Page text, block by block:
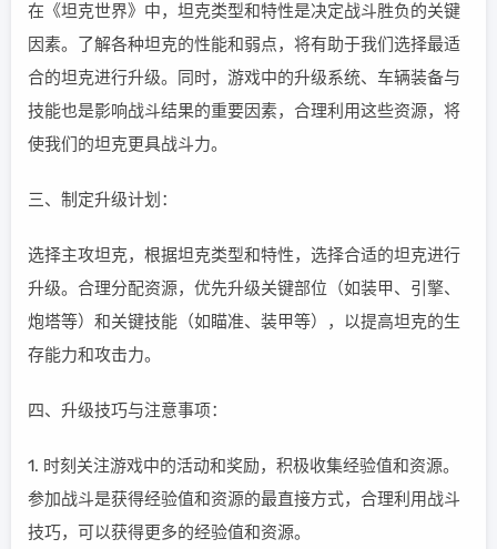
在《坦克世界》中，坦克类型和特性是决定战斗胜负的关键
因素。了解各种坦克的性能和弱点，将有助于我们选择最适
合的坦克进行升级。同时，游戏中的升级系统、车辆装备与
技能也是影响战斗结果的重要因素，合理利用这些资源，将
使我们的坦克更具战斗力。
三、制定升级计划：
选择主攻坦克，根据坦克类型和特性，选择合适的坦克进行
升级。合理分配资源，优先升级关键部位（如装甲、引擎、
炮塔等）和关键技能（如瞄准、装甲等），以提高坦克的生
存能力和攻击力。
四、升级技巧与注意事项：
1. 时刻关注游戏中的活动和奖励，积极收集经验值和资源。
参加战斗是获得经验值和资源的最直接方式，合理利用战斗
技巧，可以获得更多的经验值和资源。